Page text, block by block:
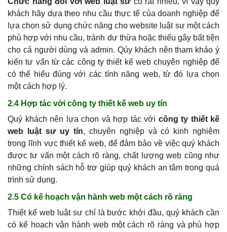
khách hãy dựa theo nhu cầu thực tế của doanh nghiệp để
lựa chọn sử dụng chức năng cho website luật sư một cách
phù hợp với nhu cầu, tránh dư thừa hoặc thiếu gây bất tiện
cho cả người dùng và admin. Qúy khách nên tham khảo ý
kiến tư vấn từ các công ty thiết kế web chuyên nghiệp để
có thể hiểu đúng với các tính năng web, từ đó lựa chọn
một cách hợp lý.
2.4 Hợp tác với công ty thiết kế web uy tín
Quý khách nên lựa chọn và hợp tác với công ty thiết kế
web luật sư uy tín, chuyên nghiệp và có kinh nghiệm
trong lĩnh vực thiết kế web, để đảm bảo về việc quý khách
được tư vấn một cách rõ ràng, chất lượng web cũng như
những chính sách hỗ trợ giúp quý khách an tâm trong quá
trình sử dụng.
2.5 Có kế hoạch vận hành web một cách rõ ràng
Thiết kế web luật sư chỉ là bước khởi đầu, quý khách cần
có kế hoạch vận hành web một cách rõ ràng và phù hợp